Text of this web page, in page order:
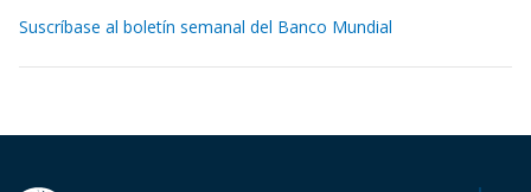
Suscríbase al boletín semanal del Banco Mundial